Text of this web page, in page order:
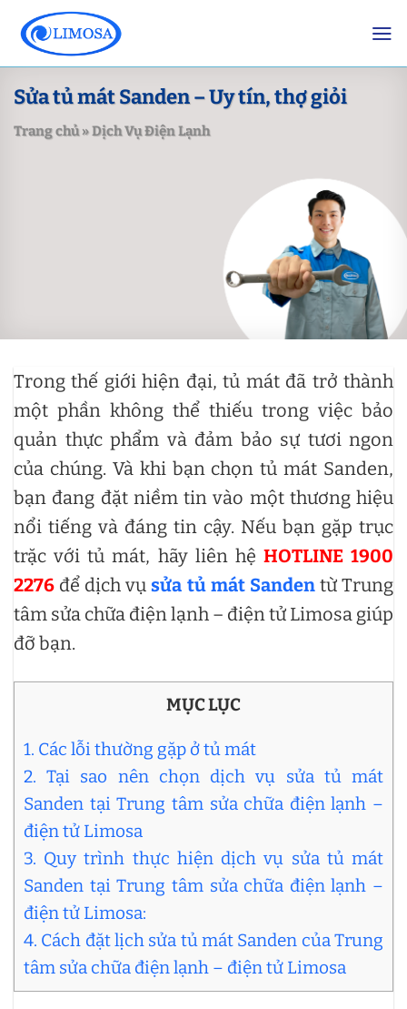
content
Sửa tủ mát Sanden – Uy tín, thợ giỏi
Trang chủ»Dịch Vụ Điện Lạnh
Trong thế giới hiện đại, tủ mát đã trở thành
một phần không thể thiếu trong việc bảo
quản thực phẩm và đảm bảo sự tươi ngon
của chúng. Và khi bạn chọn tủ mát Sanden,
bạn đang đặt niềm tin vào một thương hiệu
nổi tiếng và đáng tin cậy. Nếu bạn gặp trục
trặc với tủ mát, hãy liên hệ HOTLINE 1900
2276 để dịch vụsửa tủ mát Sandentừ Trung
tâm sửa chữa điện lạnh – điện tử Limosa giúp
đỡ bạn.
MỤC LỤC
1. Các lỗi thường gặp ở tủ mát
2. Tại sao nên chọn dịch vụ sửa tủ mát
Sanden tại Trung tâm sửa chữa điện lạnh –
điện tử Limosa
3. Quy trình thực hiện dịch vụ sửa tủ mát
Sanden tại Trung tâm sửa chữa điện lạnh –
điện tử Limosa:
4. Cách đặt lịch sửa tủ mát Sanden của Trung
tâm sửa chữa điện lạnh – điện tử Limosa